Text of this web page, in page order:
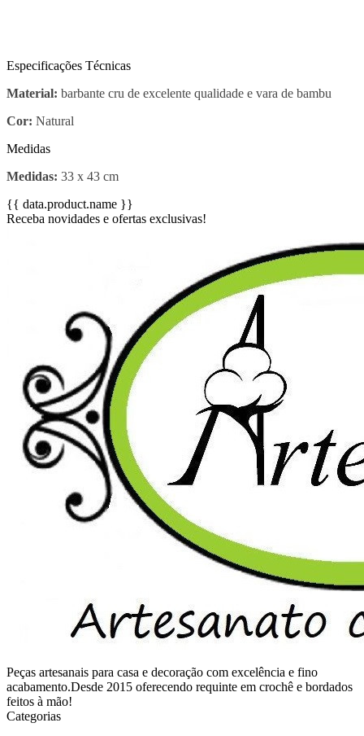
Especificações Técnicas
Material: barbante cru de excelente qualidade e vara de bambu
Cor: Natural
Medidas
Medidas: 33 x 43 cm
{{ data.product.name }}
Receba novidades e ofertas exclusivas!
Peças artesanais para casa e decoração com excelência e fino
acabamento.Desde 2015 oferecendo requinte em crochê e bordados
feitos à mão!
Categorias